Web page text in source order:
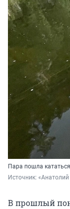
Пара пошла
Источник:
В прошлый